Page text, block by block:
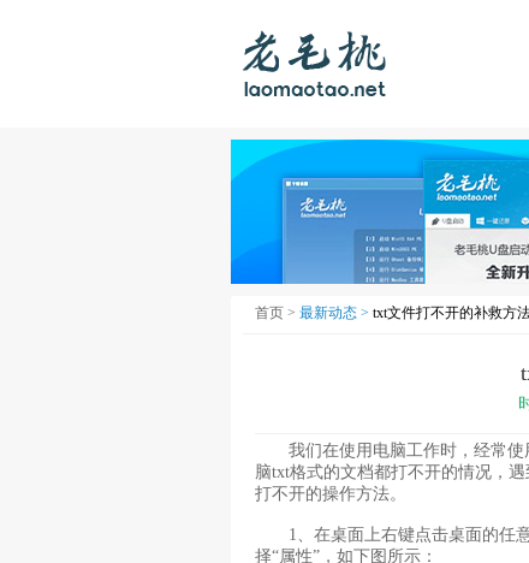
首页 > 最新动态 > txt文件打不开的补救方
我们在使用电脑工作时，经常使
脑txt格式的文档都打不开的情况，
打不开的操作方法。
1、在桌面上右键点击桌面的任意
择“属性”，如下图所示：